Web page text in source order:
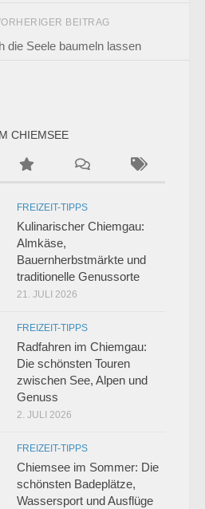
BEITRAG
die Seele baumeln lassen
CHIEMSEE
FREIZEIT-TIPPS
Kulinarischer Chiemgau:
Almkäse,
Bauernherbstmärkte und
traditionelle Genussorte
21. JULI 2026
FREIZEIT-TIPPS
Radfahren im Chiemgau:
Die schönsten Touren
zwischen See, Alpen und
Genuss
2. JULI 2026
FREIZEIT-TIPPS
Chiemsee im Sommer: Die
schönsten Badeplätze,
Wassersport und Ausflüge